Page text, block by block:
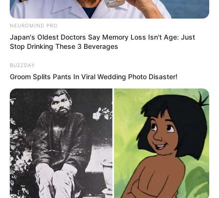
Langka Banget! 10 Pose Lucu
Katak yang Bikin Ketawa
Gemes
Ambyar! 10 Kalimat Baper
Pakai Bahasa Jawa Ini Bikin
Galau Abis
NEUROMIND PRO
Japan's Oldest Doctors Say Memory Loss Isn't Age: Just
Stop Drinking These 3 Beverages
BUZZDAY
Groom Splits Pants In Viral Wedding Photo Disaster!